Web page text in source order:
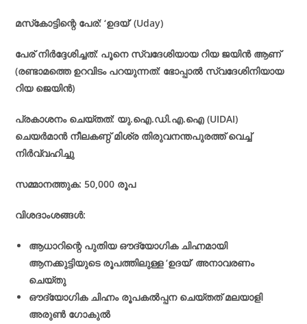
മസ്‌കോട്ടിന്റെ പേര്: ‘ഉദയ്’ (Uday)
പേര് നിർദ്ദേശിച്ചത്: പൂനെ സ്വദേശിയായ റിയ ജയിൻ ആണ്
(രണ്ടാമത്തെ ഉറവിടം പറയുന്നത്: ഭോപ്പാൽ സ്വദേശിനിയായ
റിയ ജെയിൻ)
പ്രകാശനം ചെയ്തത്: യു.ഐ.ഡി.എ.ഐ (UIDAI)
ചെയർമാൻ നീലകണ്ഠ് മിശ്ര തിരുവനന്തപുരത്ത് വെച്ച്
നിർവ്വഹിച്ചു
സമ്മാനത്തുക: 50,000 രൂപ
വിശദാംശങ്ങൾ:
ആധാറിന്റെ പുതിയ ഔദ്യോഗിക ചിഹ്നമായി
ആനക്കുട്ടിയുടെ രൂപത്തിലുള്ള ‘ഉദയ്’ അനാവരണം
ചെയ്തു
ഔദ്യോഗിക ചിഹ്നം രൂപകൽപ്പന ചെയ്തത് മലയാളി
അരുൺ ഗോകുല്‍